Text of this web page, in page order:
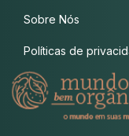
Sobre Nós
Políticas de